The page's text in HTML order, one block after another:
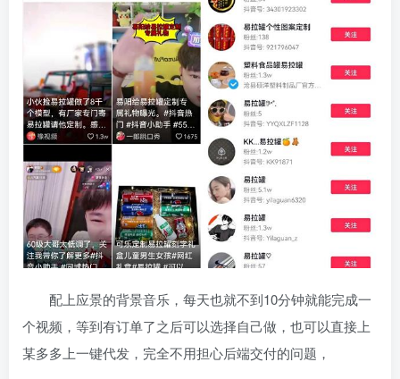
配上应景的背景音乐，每天也就不到10分钟就能完成一
个视频，等到有订单了之后可以选择自己做，也可以直接上
某多多上一键代发，完全不用担心后端交付的问题，